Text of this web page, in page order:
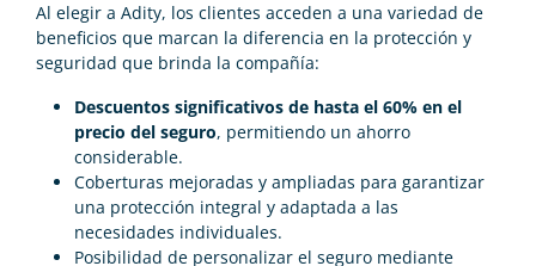
Al elegir a Adity, los clientes acceden a una variedad de
beneficios que marcan la diferencia en la protección y
seguridad que brinda la compañía:
Descuentos significativos de hasta el 60% en el
precio del seguro, permitiendo un ahorro
considerable.
Coberturas mejoradas y ampliadas para garantizar
una protección integral y adaptada a las
necesidades individuales.
Posibilidad de personalizar el seguro mediante